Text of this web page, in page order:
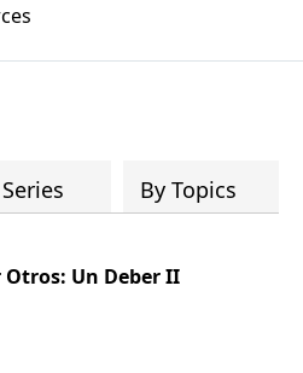
By Topics
Un Deber II